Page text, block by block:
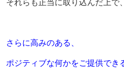
それらも正当に取り込んだ上で、
さらに高みのある、
ポジティブな何かをご提供でき